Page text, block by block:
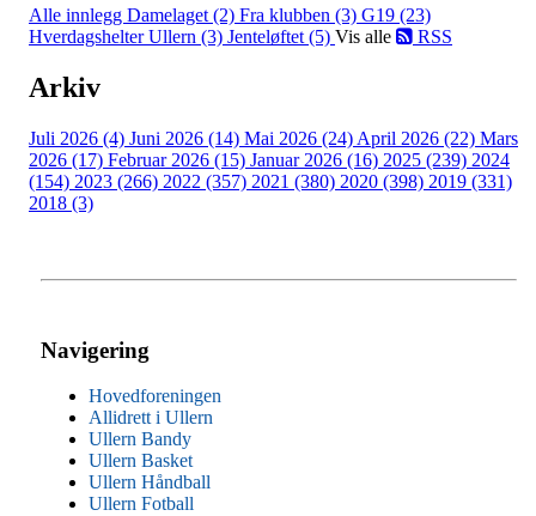
Alle innlegg Damelaget (2) Fra klubben (3) G19 (23)
Hverdagshelter Ullern (3) Jenteløftet (5) Vis alle RSS
Arkiv
Juli 2026 (4) Juni 2026 (14) Mai 2026 (24) April 2026 (22) Mars
2026 (17) Februar 2026 (15) Januar 2026 (16) 2025 (239) 2024
(154) 2023 (266) 2022 (357) 2021 (380) 2020 (398) 2019 (331)
2018 (3)
Navigering
Hovedforeningen
Allidrett i Ullern
Ullern Bandy
Ullern Basket
Ullern Håndball
Ullern Fotball